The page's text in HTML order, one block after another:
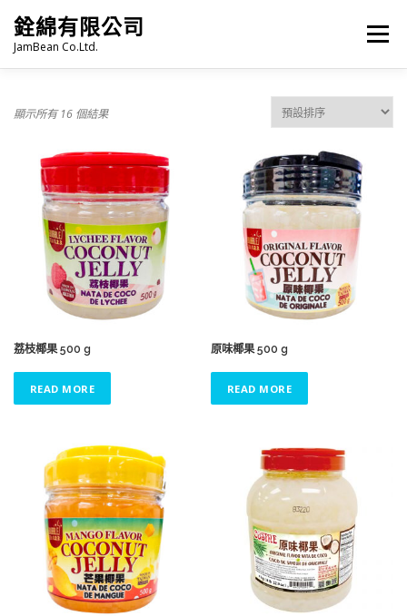
銓綿有限公司
JamBean Co.Ltd.
選單
珍珠奶茶 烘焙 雜貨 冷凍食品 火鍋類
語言: PRODUCT CATALOGUE
顯示所有 16 個結果
荔枝椰果 500 g
READ MORE
原味椰果 500 g
READ MORE